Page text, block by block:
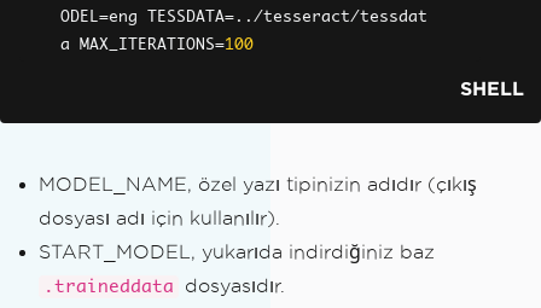
ODEL=eng TESSDATA=../tesseract/tessdat
a MAX_ITERATIONS=100
SHELL
MODEL_NAME, özel yazı tipinizin adıdır (çıkış
dosyası adı için kullanılır).
START_MODEL, yukarıda indirdiğiniz baz
.traineddata
dosyasıdır.